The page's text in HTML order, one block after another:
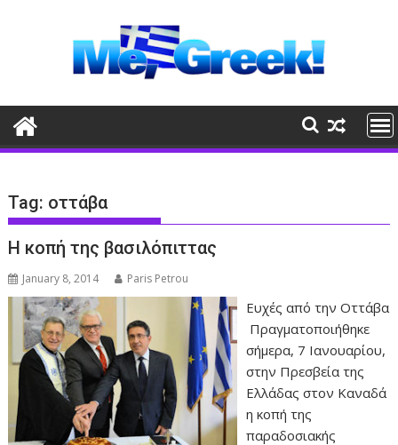
Tag: οττάβα
Η κοπή της βασιλόπιττας
January 8, 2014 Paris Petrou
Ευχές από την Οττάβα
Πραγματοποιήθηκε
σήμερα, 7 Ιανουαρίου,
στην Πρεσβεία της
Ελλάδας στον Καναδά
η κοπή της
παραδοσιακής